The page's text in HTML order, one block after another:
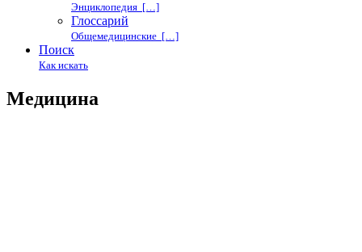
Энциклопедия […]
Глоссарий
Общемедицинские […]
Поиск
Как искать
Медицина